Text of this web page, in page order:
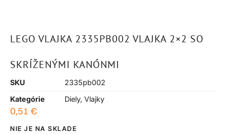
LEGO VLAJKA 2335PB002 VLAJKA 2×2 SO
SKRÍŽENÝMI KANÓNMI
SKU
2335pb002
Kategórie
Diely, Vlajky
0,51 €
NIE JE NA SKLADE